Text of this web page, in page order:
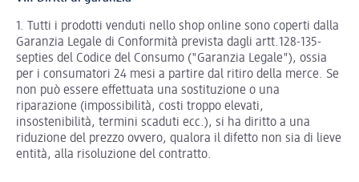
1. Tutti i prodotti venduti nello shop online sono coperti dalla
Garanzia Legale di Conformità prevista dagli artt.128-135-
septies del Codice del Consumo ("Garanzia Legale"), ossia
per i consumatori 24 mesi a partire dal ritiro della merce. Se
non può essere effettuata una sostituzione o una
riparazione (impossibilità, costi troppo elevati,
insostenibilità, termini scaduti ecc.), si ha diritto a una
riduzione del prezzo ovvero, qualora il difetto non sia di lieve
entità, alla risoluzione del contratto.